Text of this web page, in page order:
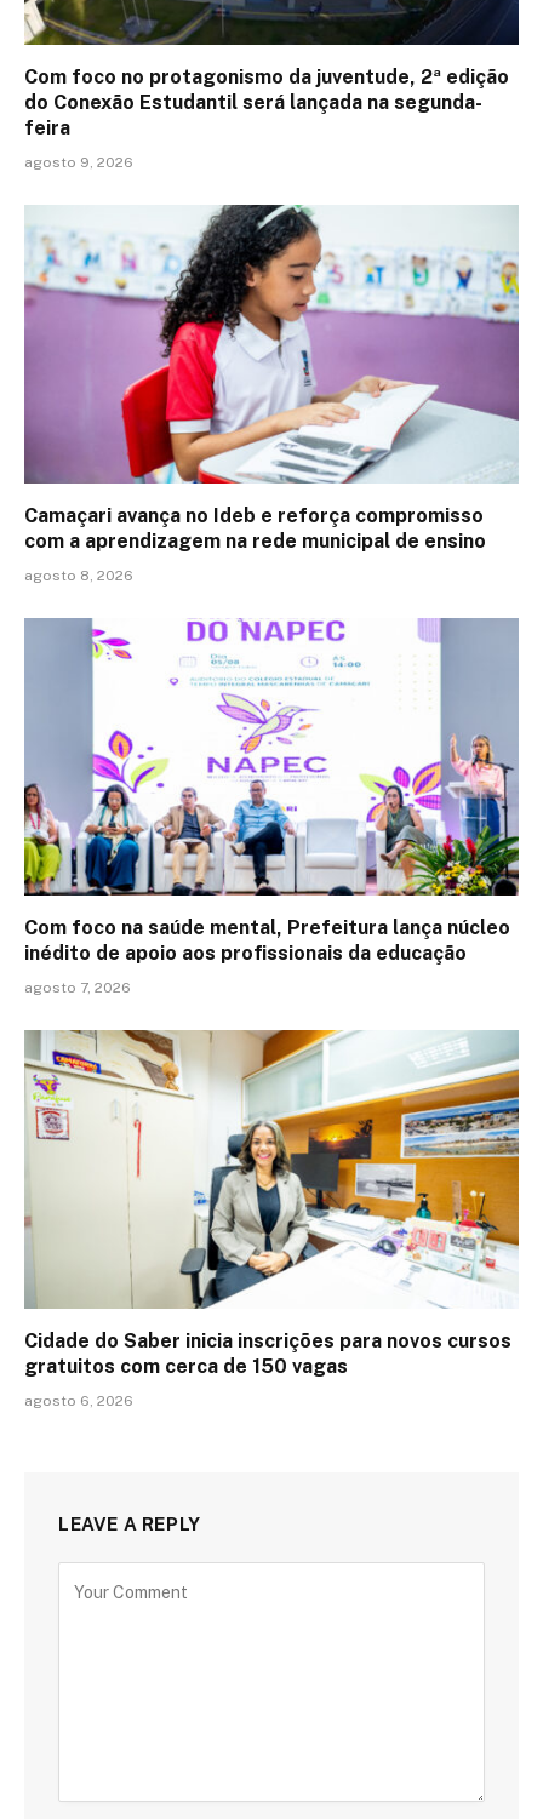
Com foco no protagonismo da juventude, 2ª edição
do Conexão Estudantil será lançada na segunda-
feira
agosto 9, 2026
Camaçari avança no Ideb e reforça compromisso
com a aprendizagem na rede municipal de ensino
agosto 8, 2026
Com foco na saúde mental, Prefeitura lança núcleo
inédito de apoio aos profissionais da educação
agosto 7, 2026
Cidade do Saber inicia inscrições para novos cursos
gratuitos com cerca de 150 vagas
agosto 6, 2026
LEAVE A REPLY